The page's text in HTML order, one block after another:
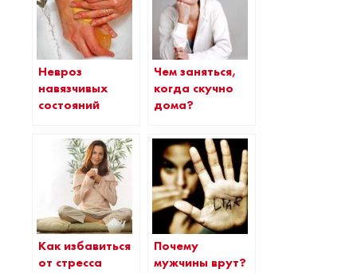
Невроз
навязчивых
состояний
Чем заняться,
когда скучно
дома?
Как избавиться
от стресса
Почему
мужчины врут?